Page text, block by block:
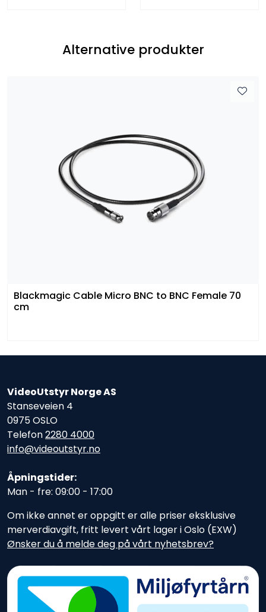
Alternative produkter
Blackmagic Cable Micro BNC to BNC Female 70
cm
VideoUtstyr Norge AS
Stanseveien 4
0975 OSLO
Telefon2280 4000
info@videoutstyr.no
Åpningstider:
Man - fre: 09:00 - 17:00
Om ikke annet er oppgitt er alle priser eksklusive
merverdiavgift, fritt levert vårt lager i Oslo (EXW)
Ønsker du å melde deg på vårt nyhetsbrev?